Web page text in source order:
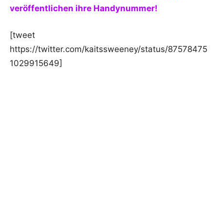
veröffentlichen ihre Handynummer!
[tweet
https://twitter.com/kaitssweeney/status/87578475
1029915649]